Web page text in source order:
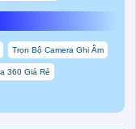
Trọn Bộ Camera Ghi Âm
360 Giá Rẻ